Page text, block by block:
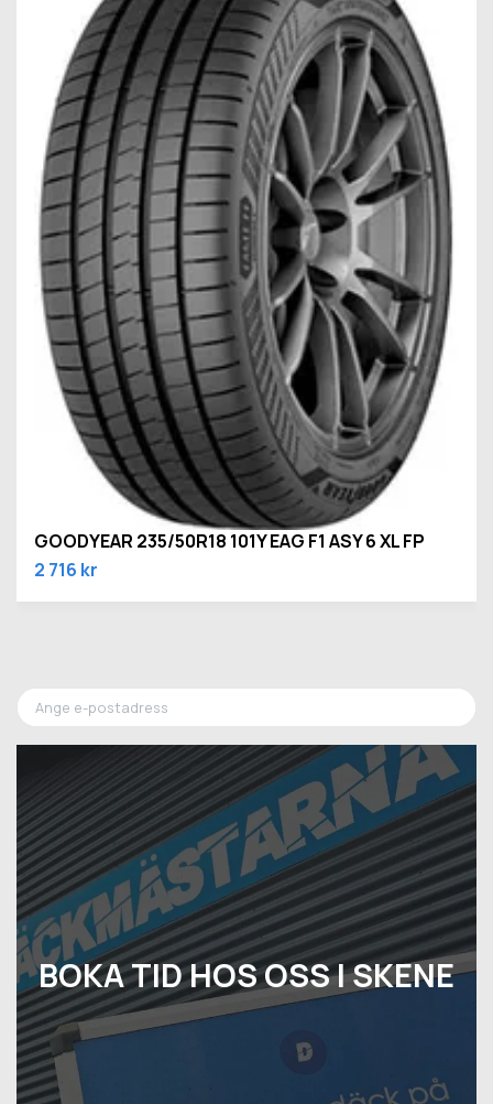
BOKA TID HOS OSS I SKENE
GOODYEAR 235/50R18 101Y EAG F1 ASY 6 XL FP
2 716 kr